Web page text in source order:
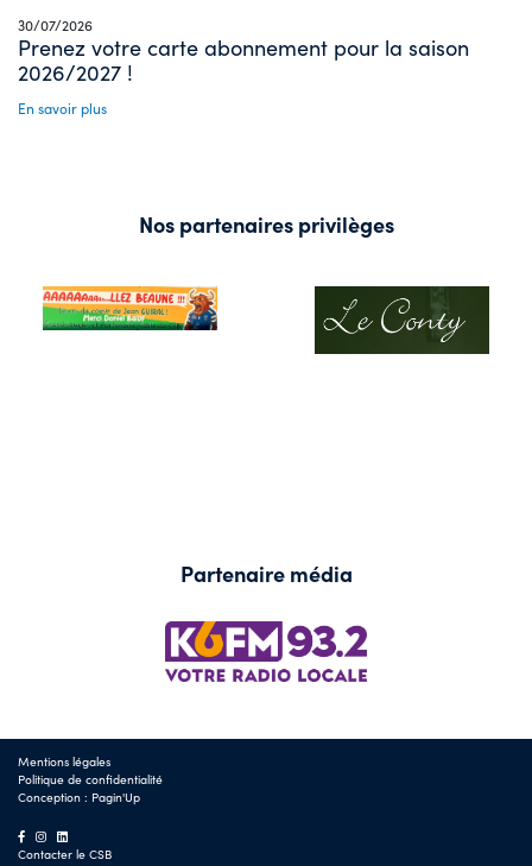
30/07/2026
Prenez votre carte abonnement pour la saison
2026/2027 !
En savoir plus
Nos partenaires privilèges
Partenaire média
Mentions légales
Politique de confidentialité
Conception : Pagin'Up
Contacter le CSB